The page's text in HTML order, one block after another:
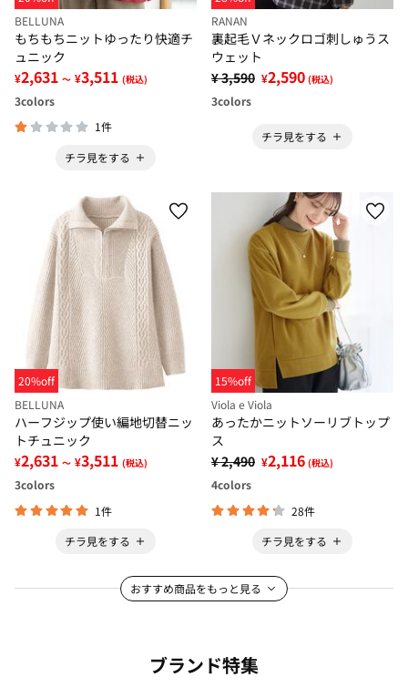
BELLUNA
もちもちニットゆったり快適チ
ュニック
¥2,631 ～ ¥3,511 (税込)
3colors
1件
チラ見をする
RANAN
裏起毛Ｖネックロゴ刺しゅうス
ウェット
¥ 3,590 ¥2,590 (税込)
3colors
チラ見をする
20%off
BELLUNA
ハーフジップ使い編地切替ニッ
トチュニック
¥2,631 ～ ¥3,511 (税込)
3colors
1件
チラ見をする
15%off
Viola e Viola
あったかニットソーリブトップ
ス
¥ 2,490 ¥2,116 (税込)
4colors
28件
チラ見をする
おすすめ商品をもっと見る
ブランド特集